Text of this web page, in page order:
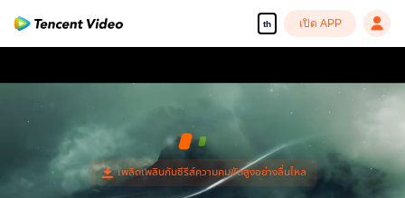
th เปิด APP